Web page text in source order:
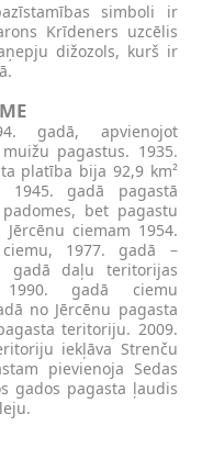
simboli ir
Krīdeners uzcēlis
dižozols, kurš ir
gadā, apvienojot
pagastus. 1935.
platība bija 92,9 km²
gadā pagastā
bet pagastu
ciemam 1954.
1977. gadā –
gadā daļu teritorijas
1990. gadā ciemu
no Jērcēnu pagasta
teritoriju. 2009.
iekļāva Strenču
pievienoja Sedas
gados pagasta ļaudis